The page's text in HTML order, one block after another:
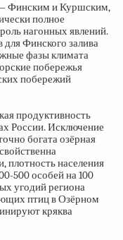
Финским и Куршским,
полное
нагонных явлений.
Финского залива
фазы климата
побережья
побережий
продуктивность
России. Исключение
богата озёрная
плотность населения
500особей на 100
угодий региона
птиц в Озёрном
кряква